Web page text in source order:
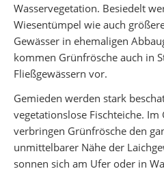
Wasservegetation. Besiedelt
Wiesentümpel wie auch
Gewässer in ehemaligen
kommen Grünfrösche auch in
Fließgewässern vor.
Gemieden werden stark
vegetationslose Fischteiche. Im
verbringen Grünfrösche den
unmittelbarer Nähe der
sonnen sich am Ufer oder in